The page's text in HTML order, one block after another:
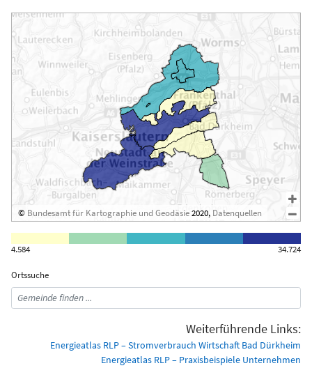
© Bundesamt für Kartographie und Geodäsie2020, Datenquellen
4.584 34.724
Ortssuche
Weiterführende Links:
Energieatlas RLP – Stromverbrauch Wirtschaft Bad Dürkheim
Energieatlas RLP – Praxisbeispiele Unternehmen